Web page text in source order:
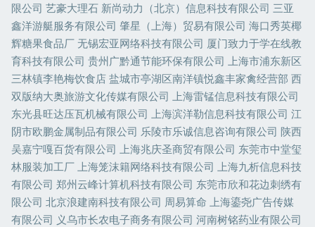
限公司 艺豪大理石 新尚动力（北京）信息科技有限公司 三亚
鑫洋游艇服务有限公司 肇星（上海）贸易有限公司 海口秀英椰
辉糖果食品厂 无锡宏亚网络科技有限公司 厦门致力于学在线教
育科技有限公司 贵州广黔通节能环保有限公司 上海市浦东新区
三林镇李艳梅饮食店 盐城市亭湖区南洋镇悦鑫丰家禽经营部 西
双版纳大奥旅游文化传媒有限公司 上海雷锰信息科技有限公司
东光县旺达压瓦机械有限公司 上海滨洋勒信息科技有限公司 江
阴市欧鹏金属制品有限公司 乐陵市乐诚信息咨询有限公司 陕西
吴嘉宁嘎百货有限公司 上海兆庆圣商贸有限公司 东莞市中堂玺
林服装加工厂 上海笼沫籍网络科技有限公司 上海九析信息科技
有限公司 郑州云峰计算机科技有限公司 东莞市欣和花边刺绣有
限公司 北京浪建南科技有限公司 周易算命 上海鎏尧广告传媒
有限公司 义乌市长农电子商务有限公司 河南树铭药业有限公司